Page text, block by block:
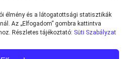
élmény és a látogatottsági statisztikák
Az „Elfogadom” gombra kattintva
Részletes tájékoztató: Süti Szabályzat